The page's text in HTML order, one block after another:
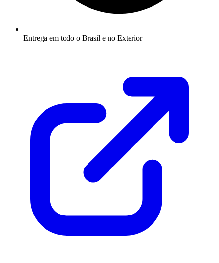
Entrega em todo o Brasil e no Exterior